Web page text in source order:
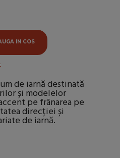
IN COS
de iarnă destinată
și modelelor
pe frânarea pe
direcției și
de iarnă.